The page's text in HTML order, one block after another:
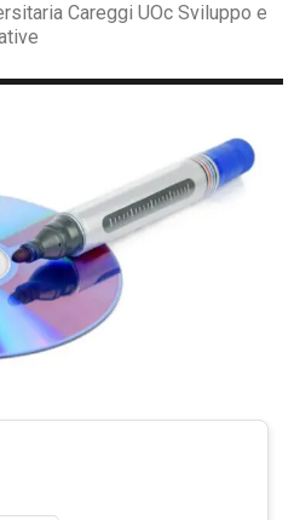
Careggi UOc Sviluppo e